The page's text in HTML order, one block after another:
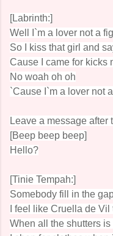
[Labrinth:]
Well I`m a lover not a
So I kiss that girl and
Cause I came for kicks
No woah oh oh
`Cause I`m a lover not
Leave a message after
[Beep beep beep]
Hello?
[Tinie Tempah:]
Somebody fill in the
I feel like Cruella de
When all the shutters